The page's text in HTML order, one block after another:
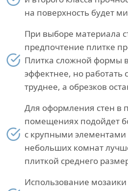
на поверхность будет
При выборе материала
предпочтение плитке
Плитка сложной формы
эффектнее, но работать
труднее, а обрезков
Для оформления стен в
помещениях подойдет
с крупными
небольших комнат
плиткой среднего
Использование